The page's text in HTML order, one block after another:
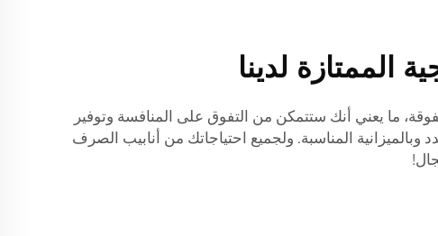
الممتازة لدينا
ما يعني أنك ستتمكن من التفوق على المنافسة وتوفير
المناسبة. ولجميع احتياجاتك من أنابيب الصرف